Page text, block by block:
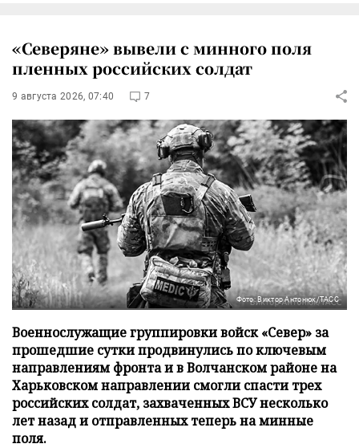
«Северяне» вывели с минного поля
пленных российских солдат
9 августа 2026, 07:40 7
Фото: Виктор Антонюк/ТАСС
Военнослужащие группировки войск «Север» за
прошедшие сутки продвинулись по ключевым
направлениям фронта и в Волчанском районе на
Харьковском направлении смогли спасти трех
российских солдат, захваченных ВСУ несколько
лет назад и отправленных теперь на минные
поля.